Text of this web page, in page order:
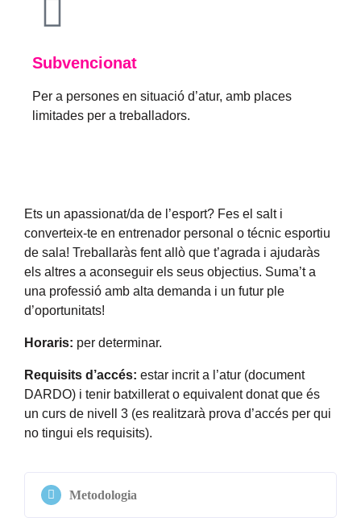
Subvencionat
Per a persones en situació d’atur, amb places
limitades per a treballadors.
Ets un apassionat/da de l’esport? Fes el salt i
converteix-te en entrenador personal o técnic esportiu
de sala! Treballaràs fent allò que t’agrada i ajudaràs
els altres a aconseguir els seus objectius. Suma’t a
una professió amb alta demanda i un futur ple
d’oportunitats!
Horaris: per determinar.
Requisits d’accés: estar incrit a l’atur (document
DARDO) i tenir batxillerat o equivalent donat que és
un curs de nivell 3 (es realitzarà prova d’accés per qui
no tingui els requisits).
Metodologia